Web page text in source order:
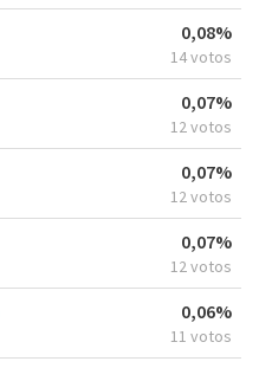
0,08%
14 votos
0,07%
12 votos
0,07%
12 votos
0,07%
12 votos
0,06%
11 votos